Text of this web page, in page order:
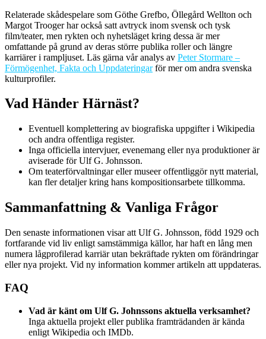
Relaterade skådespelare som Göthe Grefbo, Öllegård Wellton och
Margot Trooger har också satt avtryck inom svensk och tysk
film/teater, men rykten och nyhetsläget kring dessa är mer
omfattande på grund av deras större publika roller och längre
karriärer i rampljuset. Läs gärna vår analys av Peter Stormare –
Förmögenhet, Fakta och Uppdateringarför mer om andra svenska
kulturprofiler.
Vad Händer Härnäst?
Eventuell komplettering av biografiska uppgifter i Wikipedia
och andra offentliga register.
Inga officiella intervjuer, evenemang eller nya produktioner är
aviserade för Ulf G. Johnsson.
Om teaterförvaltningar eller museer offentliggör nytt material,
kan fler detaljer kring hans kompositionsarbete tillkomma.
Sammanfattning & Vanliga Frågor
Den senaste informationen visar att Ulf G. Johnsson, född 1929 och
fortfarande vid liv enligt samstämmiga källor, har haft en lång men
numera lågprofilerad karriär utan bekräftade rykten om förändringar
eller nya projekt. Vid ny information kommer artikeln att uppdateras.
FAQ
Vad är känt om Ulf G. Johnssons aktuella verksamhet?
Inga aktuella projekt eller publika framträdanden är kända
enligt Wikipedia och IMDb.